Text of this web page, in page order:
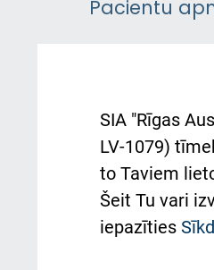
Pacientu
Pacienta
Kā pie
SIA "Rīgas
LV-1079)
to Taviem
Šeit Tu vari
iepazīties